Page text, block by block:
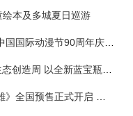
绘本及多城夏日巡游
俄罗斯动画巨头联盟动画制片厂亮相中国国际动漫节90周年庆开启中国之旅新篇章